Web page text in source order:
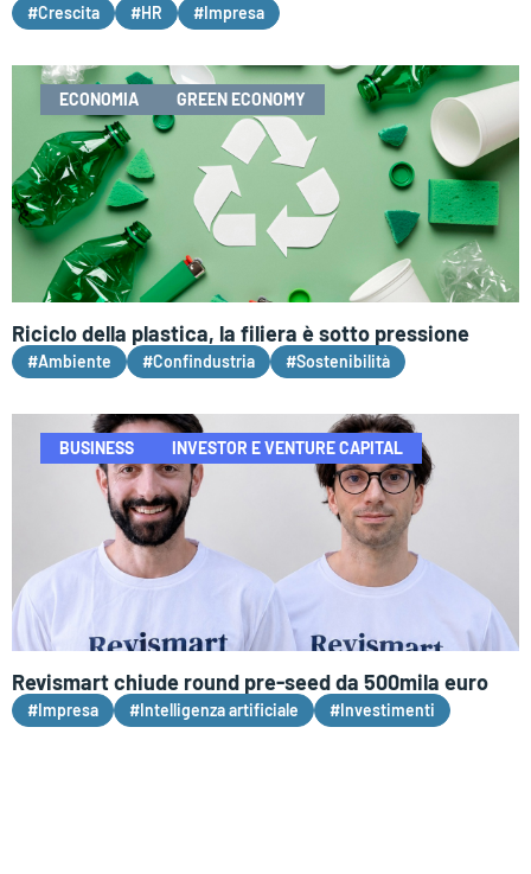
#Crescita #HR #Impresa
ECONOMIA GREEN ECONOMY
Riciclo della plastica, la filiera è sotto pressione
#Ambiente #Confindustria #Sostenibilità
BUSINESS INVESTOR E VENTURE CAPITAL
Revismart chiude round pre-seed da 500mila euro
#Impresa #Intelligenza artificiale #Investimenti